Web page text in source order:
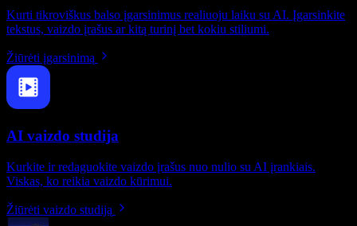
Kurti tikroviškus balso įgarsinimus realiuoju laiku su AI. Įgarsinkite
tekstus, vaizdo įrašus ar kitą turinį bet kokiu stiliumi.
Žiūrėti įgarsinimą
AI vaizdo studija
Kurkite ir redaguokite vaizdo įrašus nuo nulio su AI įrankiais.
Viskas, ko reikia vaizdo kūrimui.
Žiūrėti vaizdo studiją